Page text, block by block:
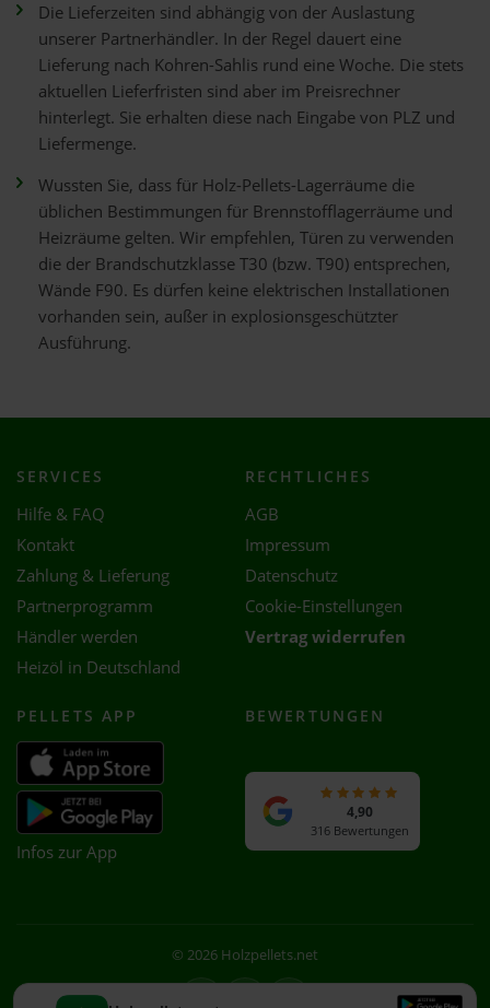
Die Lieferzeiten sind abhängig von der Auslastung
unserer Partnerhändler. In der Regel dauert eine
Lieferung nach Kohren-Sahlis rund eine Woche. Die stets
aktuellen Lieferfristen sind aber im Preisrechner
hinterlegt. Sie erhalten diese nach Eingabe von PLZ und
Liefermenge.
Wussten Sie, dass für Holz-Pellets-Lagerräume die
üblichen Bestimmungen für Brennstofflagerräume und
Heizräume gelten. Wir empfehlen, Türen zu verwenden
die der Brandschutzklasse T30 (bzw. T90) entsprechen,
Wände F90. Es dürfen keine elektrischen Installationen
vorhanden sein, außer in explosionsgeschützter
Ausführung.
SERVICES
Hilfe & FAQ
Kontakt
Zahlung & Lieferung
Partnerprogramm
Händler werden
Heizöl in Deutschland
RECHTLICHES
AGB
Impressum
Datenschutz
Cookie-Einstellungen
Vertrag widerrufen
PELLETS APP
Infos zur App
BEWERTUNGEN
4,90
316 Bewertungen
© 2026 Holzpellets.net